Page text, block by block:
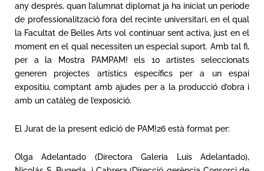
any després, quan l’alumnat diplomat ja ha iniciat un període
de professionalització fora del recinte universitari, en el qual
la Facultat de Belles Arts vol continuar sent activa, just en el
moment en el qual necessiten un especial suport. Amb tal fi,
per a la Mostra PAMPAM! els 10 artistes seleccionats
generen projectes artístics específics per a un espai
expositiu, comptant amb ajudes per a la producció d’obra i
amb un catàleg de l’exposició.
El Jurat de la present edició de PAM!26 està format per:
Olga Adelantado (Directora Galeria Luís Adelantado),